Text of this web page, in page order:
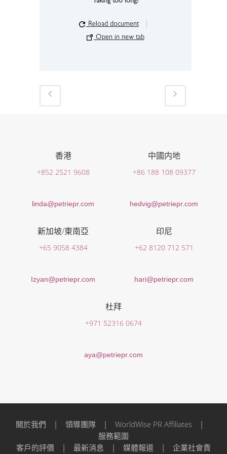
Reload document
Open in new tab
香港
+852 2521 9608
linda@petriepr.com
中國内地
+86 188 108 09377
hedvig@petriepr.com
新加坡/東南亞
+65 9058 4384
Izyan@petriepr.com
印尼
+62 8120 712 571
hari@petriepr.com
杜拜
+971 52316 0674
aya@petriepr.com
關於我們 | 領導團隊 | WorldWise PR Affiliates |
服務範圍
客戶的評價 | 最新消息 | 媒體報道 | 企業社會責